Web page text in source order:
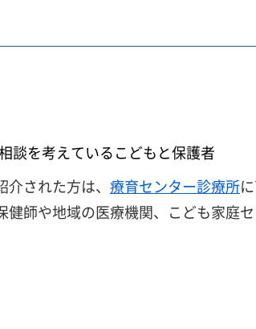
談を考えているこどもと保護者
された方は、 療育センター診療所
健師や地域の医療機関、こども家庭